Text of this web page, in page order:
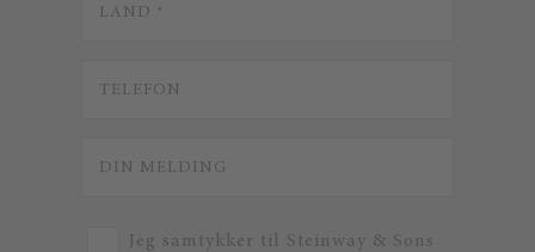
Jeg samtykker til Steinway & Sons